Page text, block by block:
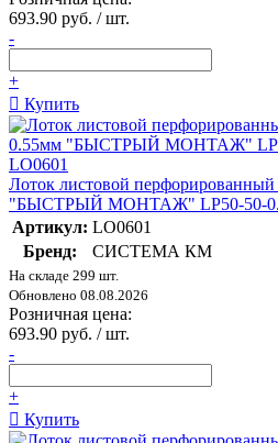
693.90 руб. / шт.
-
+
Купить
Лоток листовой
"БЫСТРЫЙ МОНТАЖ" LP50-50-
Артикул: LO0601
Бренд:
СИСТЕМА КМ
На складе 299 шт.
Обновлено 08.08.2026
Розничная цена:
693.90 руб. / шт.
-
+
Купить